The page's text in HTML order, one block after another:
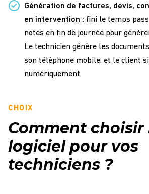
Génération de factures, devis,
en intervention : fini le temps
notes en fin de journée pour
Le technicien génère les
son téléphone mobile, et le client
numériquement
CHOIX
Comment choisir
logiciel pour vos
techniciens ?